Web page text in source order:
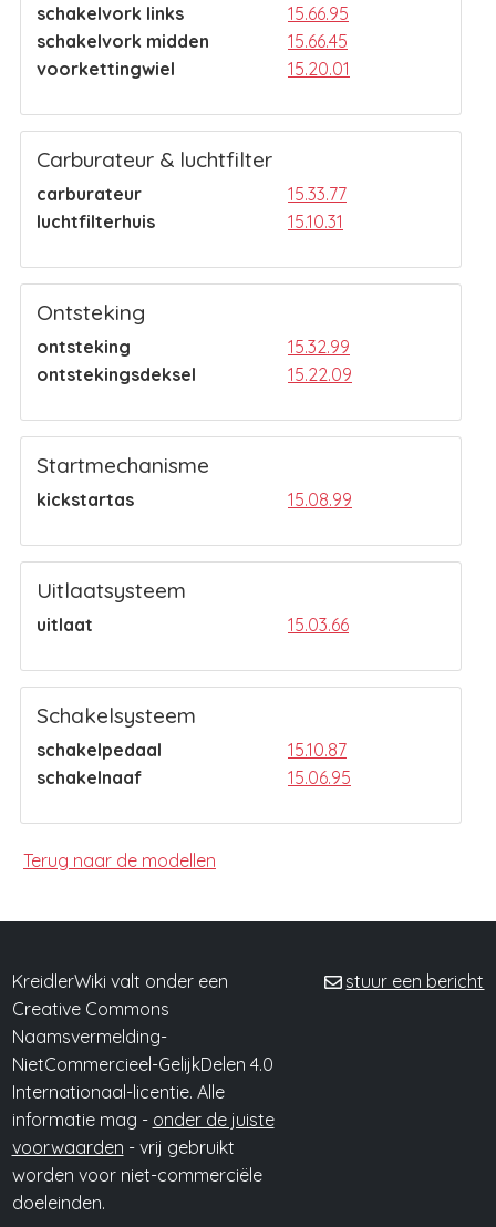
schakelvork links
15.66.95
schakelvork midden
15.66.45
voorkettingwiel
15.20.01
Carburateur & luchtfilter
carburateur
15.33.77
luchtfilterhuis
15.10.31
Ontsteking
ontsteking
15.32.99
ontstekingsdeksel
15.22.09
Startmechanisme
kickstartas 15.08.99
Uitlaatsysteem
uitlaat 15.03.66
Schakelsysteem
schakelpedaal
15.10.87
schakelnaaf
15.06.95
Terug naar de modellen
KreidlerWiki valt onder een
Creative Commons
Naamsvermelding-
NietCommercieel-GelijkDelen 4.0
Internationaal-licentie. Alle
informatie mag - onder de juiste
voorwaarden - vrij gebruikt
worden voor niet-commerciële
doeleinden.
stuur een bericht